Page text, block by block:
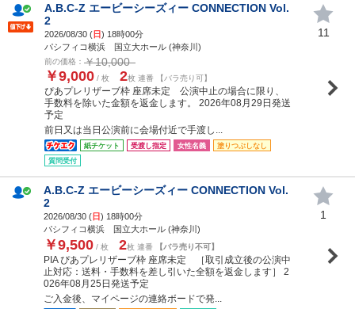
A.B.C-Z エービーシーズィー CONNECTION Vol.
2
2026/08/30 (日) 18時00分
パシフィコ横浜 国立大ホール (神奈川)
前の価格： ￥10,000
￥9,000 / 枚 2枚 連番 【バラ売り可】
ぴあプレリザーブ枠 座席未定 公演中止の場合に限り、
手数料を除いた金額を返金します。 2026年08月29日発送
予定
前日又は当日公演前に会場付近で手渡し...
紙チケット 受渡し指定 女性名義
塗りつぶしなし
質問受付
11
A.B.C-Z エービーシーズィー CONNECTION Vol.
2
2026/08/30 (日) 18時00分
パシフィコ横浜 国立大ホール (神奈川)
￥9,500 / 枚 2枚 連番 【バラ売り不可】
PIA ぴあプレリザーブ枠 座席未定 ［取引成立後の公演中
止対応：送料・手数料を差し引いた全額を返金します］ 2
026年08月25日発送予定
ご入金後、マイページの連絡ボードで発...
1